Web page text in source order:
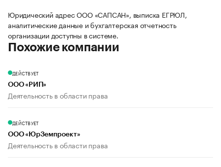
Юридический адрес ООО «САПСАН», выписка ЕГРЮЛ,
аналитические данные и бухгалтерская отчетность
организации доступны в системе.
Похожие компании
ДЕЙСТВУЕТ
ООО «РИП»
Деятельность в области права
ДЕЙСТВУЕТ
ООО «ЮрЗемпроект»
Деятельность в области права